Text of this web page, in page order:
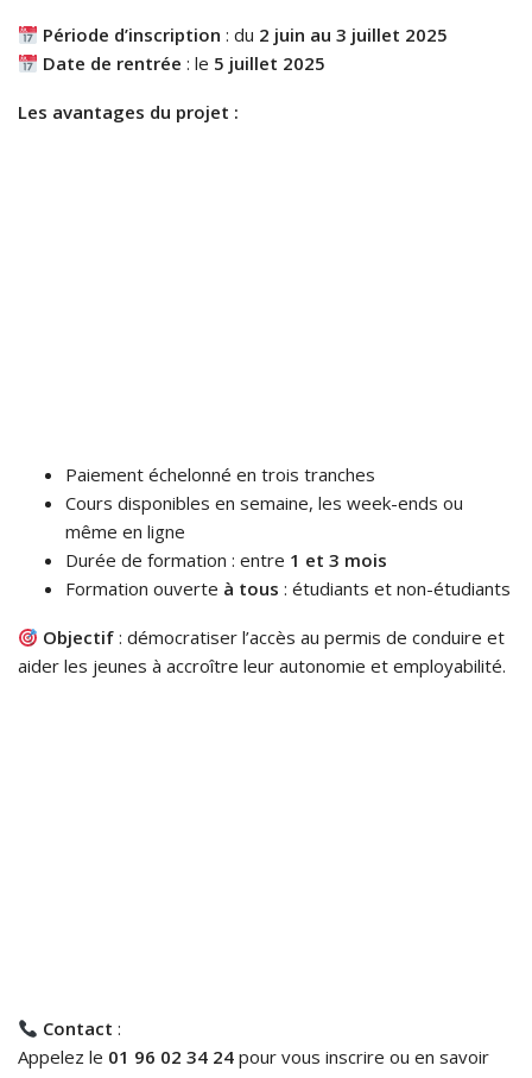
Période d’inscription : du 2 juin au 3 juillet 2025
Date de rentrée : le 5 juillet 2025
Les avantages du projet :
Paiement échelonné en trois tranches
Cours disponibles en semaine, les week-ends ou
même en ligne
Durée de formation : entre 1 et 3 mois
Formation ouverte à tous : étudiants et non-étudiants
Objectif : démocratiser l’accès au permis de conduire et
aider les jeunes à accroître leur autonomie et employabilité.
Contact :
Appelez le 01 96 02 34 24 pour vous inscrire ou en savoir